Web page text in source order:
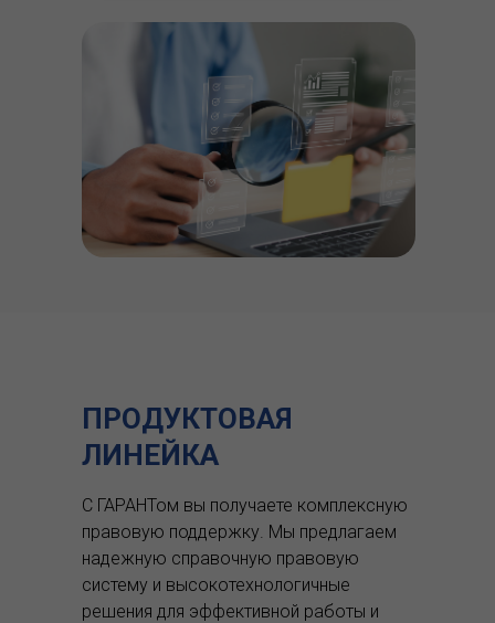
ПРОДУКТОВАЯ
ЛИНЕЙКА
С ГАРАНТом вы получаете комплексную
правовую поддержку. Мы предлагаем
надежную справочную правовую
систему и высокотехнологичные
решения для эффективной работы и